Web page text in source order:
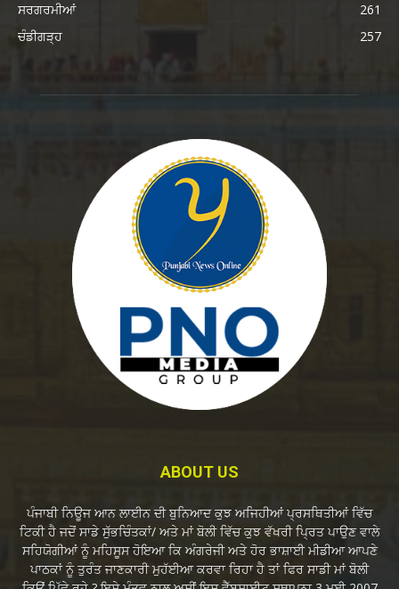
ਸਰਗਰਮੀਆਂ
261
ਚੰਡੀਗੜ੍ਹ
257
ABOUT US
ਪੰਜਾਬੀ ਨਿਊਜ ਆਨ ਲਾਈਨ ਦੀ ਬੁਨਿਆਦ ਕੁਝ ਅਜਿਹੀਆਂ ਪ੍ਰਸਥਿਤੀਆਂ ਵਿੱਚ
ਟਿਕੀ ਹੈ ਜਦੋਂ ਸਾਡੇ ਸੁੱਭਚਿੰਤਕਾਂ/ ਅਤੇ ਮਾਂ ਬੋਲੀ ਵਿੱਚ ਕੁਝ ਵੱਖਰੀ ਪ੍ਰਿਤ ਪਾਉਣ ਵਾਲੇ
ਸਹਿਯੋਗੀਆਂ ਨੂੰ ਮਹਿਸੂਸ ਹੋਇਆ ਕਿ ਅੰਗਰੇਜੀ ਅਤੇ ਹੋਰ ਭਾਸ਼ਾਈ ਮੀਡੀਆ ਆਪਣੇ
ਪਾਠਕਾਂ ਨੂੰ ਤੁਰੰਤ ਜਾਣਕਾਰੀ ਮੁਹੱਈਆ ਕਰਵਾ ਰਿਹਾ ਹੈ ਤਾਂ ਫਿਰ ਸਾਡੀ ਮਾਂ ਬੋਲੀ